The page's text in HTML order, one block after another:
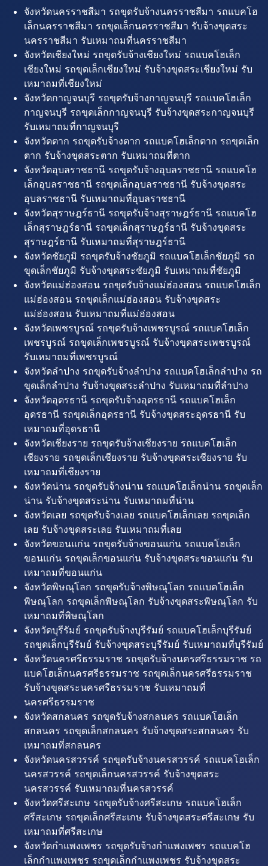
จังหวัดนครราชสีมา รถขุดรับจ้างนครราชสีมา รถแบคโฮ
เล็กนครราชสีมา รถขุดเล็กนครราชสีมา รับจ้างขุดสระ
นครราชสีมา รับเหมาถมที่นครราชสีมา
จังหวัดเชียงใหม่ รถขุดรับจ้างเชียงใหม่ รถแบคโฮเล็ก
เชียงใหม่ รถขุดเล็กเชียงใหม่ รับจ้างขุดสระเชียงใหม่ รับ
เหมาถมที่เชียงใหม่
จังหวัดกาญจนบุรี รถขุดรับจ้างกาญจนบุรี รถแบคโฮเล็ก
กาญจนบุรี รถขุดเล็กกาญจนบุรี รับจ้างขุดสระกาญจนบุรี
รับเหมาถมที่กาญจนบุรี
จังหวัดตาก รถขุดรับจ้างตาก รถแบคโฮเล็กตาก รถขุดเล็ก
ตาก รับจ้างขุดสระตาก รับเหมาถมที่ตาก
จังหวัดอุบลราชธานี รถขุดรับจ้างอุบลราชธานี รถแบคโฮ
เล็กอุบลราชธานี รถขุดเล็กอุบลราชธานี รับจ้างขุดสระ
อุบลราชธานี รับเหมาถมที่อุบลราชธานี
จังหวัดสุราษฎร์ธานี รถขุดรับจ้างสุราษฎร์ธานี รถแบคโฮ
เล็กสุราษฎร์ธานี รถขุดเล็กสุราษฎร์ธานี รับจ้างขุดสระ
สุราษฎร์ธานี รับเหมาถมที่สุราษฎร์ธานี
จังหวัดชัยภูมิ รถขุดรับจ้างชัยภูมิ รถแบคโฮเล็กชัยภูมิ รถ
ขุดเล็กชัยภูมิ รับจ้างขุดสระชัยภูมิ รับเหมาถมที่ชัยภูมิ
จังหวัดแม่ฮ่องสอน รถขุดรับจ้างแม่ฮ่องสอน รถแบคโฮเล็ก
แม่ฮ่องสอน รถขุดเล็กแม่ฮ่องสอน รับจ้างขุดสระ
แม่ฮ่องสอน รับเหมาถมที่แม่ฮ่องสอน
จังหวัดเพชรบูรณ์ รถขุดรับจ้างเพชรบูรณ์ รถแบคโฮเล็ก
เพชรบูรณ์ รถขุดเล็กเพชรบูรณ์ รับจ้างขุดสระเพชรบูรณ์
รับเหมาถมที่เพชรบูรณ์
จังหวัดลำปาง รถขุดรับจ้างลำปาง รถแบคโฮเล็กลำปาง รถ
ขุดเล็กลำปาง รับจ้างขุดสระลำปาง รับเหมาถมที่ลำปาง
จังหวัดอุดรธานี รถขุดรับจ้างอุดรธานี รถแบคโฮเล็ก
อุดรธานี รถขุดเล็กอุดรธานี รับจ้างขุดสระอุดรธานี รับ
เหมาถมที่อุดรธานี
จังหวัดเชียงราย รถขุดรับจ้างเชียงราย รถแบคโฮเล็ก
เชียงราย รถขุดเล็กเชียงราย รับจ้างขุดสระเชียงราย รับ
เหมาถมที่เชียงราย
จังหวัดน่าน รถขุดรับจ้างน่าน รถแบคโฮเล็กน่าน รถขุดเล็ก
น่าน รับจ้างขุดสระน่าน รับเหมาถมที่น่าน
จังหวัดเลย รถขุดรับจ้างเลย รถแบคโฮเล็กเลย รถขุดเล็ก
เลย รับจ้างขุดสระเลย รับเหมาถมที่เลย
จังหวัดขอนแก่น รถขุดรับจ้างขอนแก่น รถแบคโฮเล็ก
ขอนแก่น รถขุดเล็กขอนแก่น รับจ้างขุดสระขอนแก่น รับ
เหมาถมที่ขอนแก่น
จังหวัดพิษณุโลก รถขุดรับจ้างพิษณุโลก รถแบคโฮเล็ก
พิษณุโลก รถขุดเล็กพิษณุโลก รับจ้างขุดสระพิษณุโลก รับ
เหมาถมที่พิษณุโลก
จังหวัดบุรีรัมย์ รถขุดรับจ้างบุรีรัมย์ รถแบคโฮเล็กบุรีรัมย์
รถขุดเล็กบุรีรัมย์ รับจ้างขุดสระบุรีรัมย์ รับเหมาถมที่บุรีรัมย์
จังหวัดนครศรีธรรมราช รถขุดรับจ้างนครศรีธรรมราช รถ
แบคโฮเล็กนครศรีธรรมราช รถขุดเล็กนครศรีธรรมราช
รับจ้างขุดสระนครศรีธรรมราช รับเหมาถมที่
นครศรีธรรมราช
จังหวัดสกลนคร รถขุดรับจ้างสกลนคร รถแบคโฮเล็ก
สกลนคร รถขุดเล็กสกลนคร รับจ้างขุดสระสกลนคร รับ
เหมาถมที่สกลนคร
จังหวัดนครสวรรค์ รถขุดรับจ้างนครสวรรค์ รถแบคโฮเล็ก
นครสวรรค์ รถขุดเล็กนครสวรรค์ รับจ้างขุดสระ
นครสวรรค์ รับเหมาถมที่นครสวรรค์
จังหวัดศรีสะเกษ รถขุดรับจ้างศรีสะเกษ รถแบคโฮเล็ก
ศรีสะเกษ รถขุดเล็กศรีสะเกษ รับจ้างขุดสระศรีสะเกษ รับ
เหมาถมที่ศรีสะเกษ
จังหวัดกำแพงเพชร รถขุดรับจ้างกำแพงเพชร รถแบคโฮ
เล็กกำแพงเพชร รถขุดเล็กกำแพงเพชร รับจ้างขุดสระ